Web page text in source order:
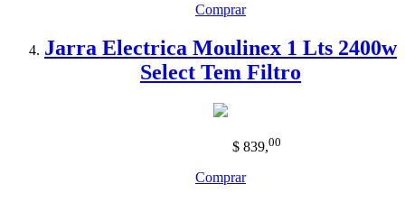
Comprar
Jarra Electrica Moulinex 1 Lts 2400w
Select Tem Filtro
$ 839,00
Comprar